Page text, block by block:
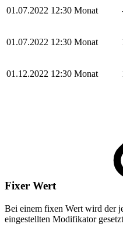
01.07.2022 12:30 Monat
01.07.2022 12:30 Monat
01.12.2022 12:30 Monat
Fixer Wert
Bei einem fixen Wert wird der
eingestellten Modifikator